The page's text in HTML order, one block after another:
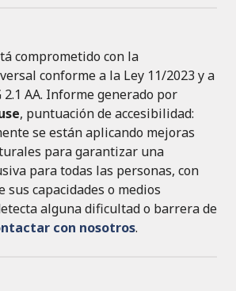
comprometido con la
conforme a la Ley 11/2023 y a
2.1 AA. Informe generado por
, puntuación de accesibilidad:
se están aplicando mejoras
para garantizar una
para todas las personas, con
sus capacidades o medios
alguna dificultad o barrera de
con nosotros.